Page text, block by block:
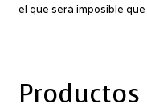
el que será imposible